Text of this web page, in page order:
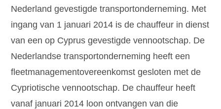
Nederland gevestigde transportonderneming. Met
ingang van 1 januari 2014 is de chauffeur in dienst
van een op Cyprus gevestigde vennootschap. De
Nederlandse transportonderneming heeft een
fleetmanagementovereenkomst gesloten met de
Cypriotische vennootschap. De chauffeur heeft
vanaf januari 2014 loon ontvangen van die